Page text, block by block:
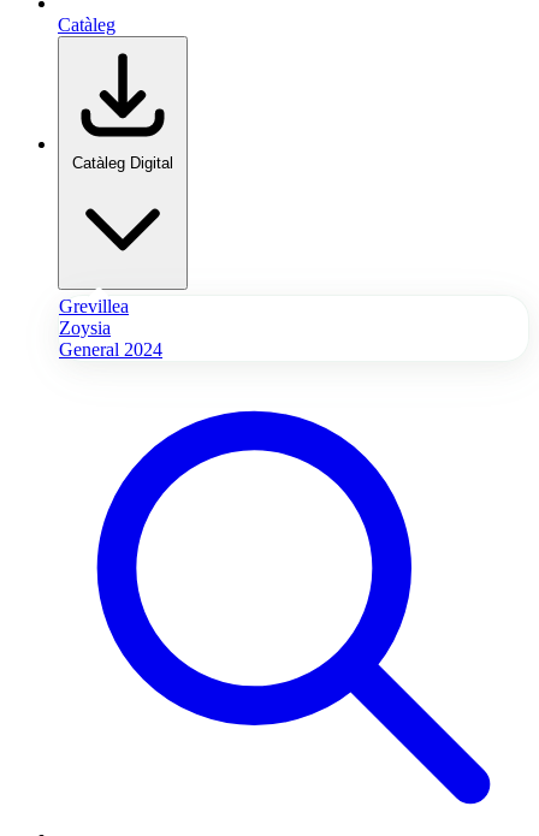
Catàleg
Catàleg Digital
Grevillea
Zoysia
General 2024